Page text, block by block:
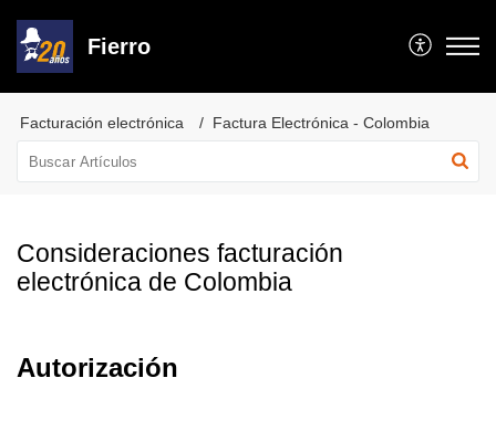
Fierro
Facturación electrónica Factura Electrónica - Colombia
Consideraciones facturación
electrónica de Colombia
Autorización